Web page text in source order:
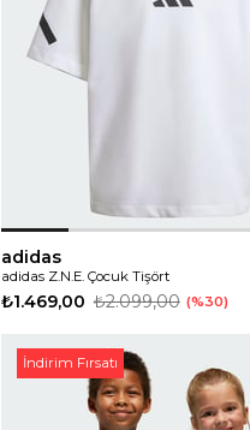
adidas
adidas Z.N.E. Çocuk Tişört
₺1.469,00 ₺2.099,00 %30
İndirim Fırsatı